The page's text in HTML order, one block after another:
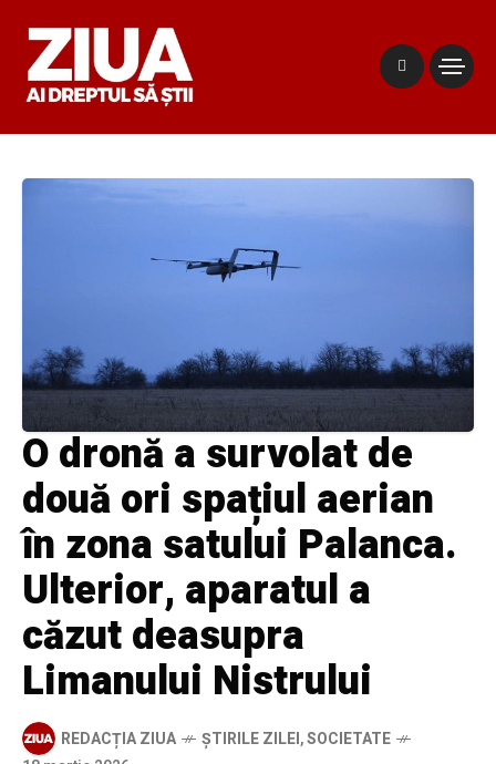
O dronă a survolat de
două ori spațiul aerian
în zona satului Palanca.
Ulterior, aparatul a
căzut deasupra
Limanului Nistrului
REDACȚIA ZIUA ȘTIRILE ZILEI,SOCIETATE